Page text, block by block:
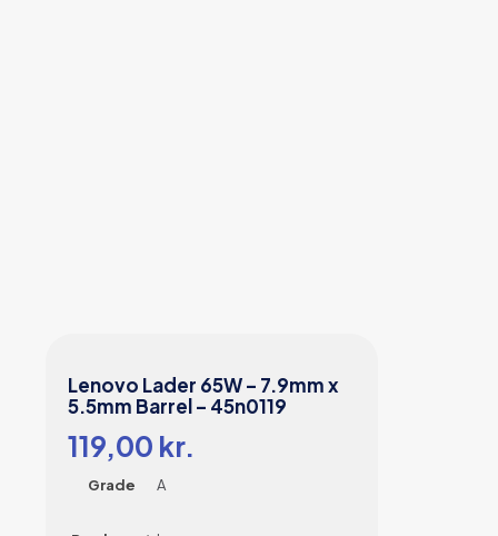
Lenovo Lader 65W – 7.9mm x
5.5mm Barrel – 45n0119
119,00 kr.
Grade A